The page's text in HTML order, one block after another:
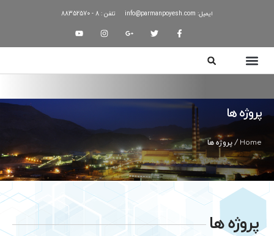
تلفن : 8 - 88352570
ها
/ پروژه ها
ها